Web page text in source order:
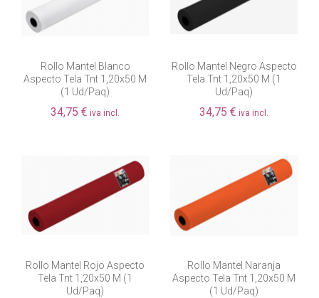
Rollo Mantel Blanco
Aspecto Tela Tnt 1,20x50 M
(1 Ud/paq)
34,75 € iva incl.
Rollo Mantel Negro Aspecto
Tela Tnt 1,20x50 M (1
Ud/paq)
34,75 € iva incl.
Rollo Mantel Rojo Aspecto
Tela Tnt 1,20x50 M (1
Ud/paq)
Rollo Mantel Naranja
Aspecto Tela Tnt 1,20x50 M
(1 Ud/paq)